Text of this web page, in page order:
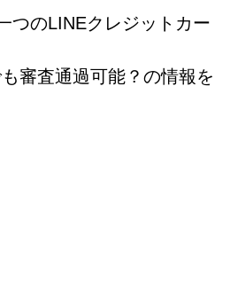
のLINEクレジットカー
審査通過可能？の情報を